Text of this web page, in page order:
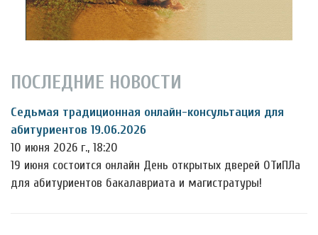
ПОСЛЕДНИЕ НОВОСТИ
Седьмая традиционная онлайн-консультация для
абитуриентов 19.06.2026
10 июня 2026 г., 18:20
19 июня состоится онлайн День открытых дверей ОТиПЛа
для абитуриентов бакалавриата и магистратуры!